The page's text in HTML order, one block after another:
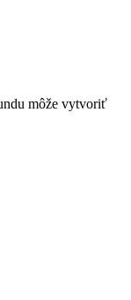
môže vytvoriť